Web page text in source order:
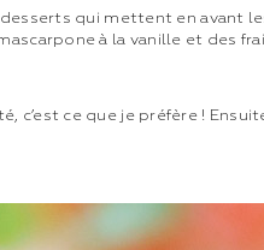
qui mettent en avant
à la vanille et des
c’est ce que je préfère !